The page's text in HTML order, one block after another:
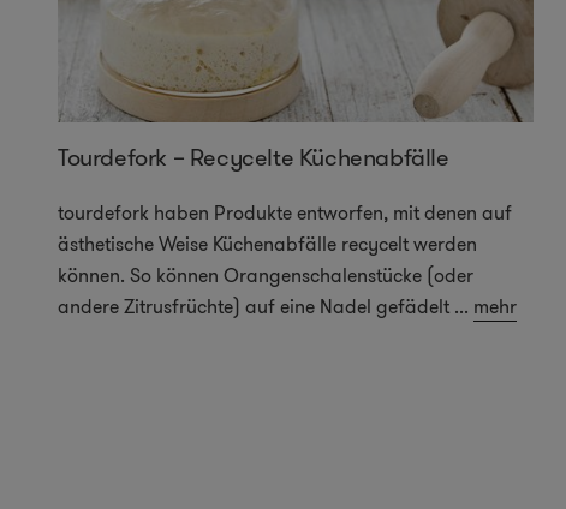
Tourdefork – Recycelte Küchenabfälle
tourdefork haben Produkte entworfen, mit denen auf
ästhetische Weise Küchenabfälle recycelt werden
können. So können Orangenschalenstücke (oder
andere Zitrusfrüchte) auf eine Nadel gefädelt ... mehr